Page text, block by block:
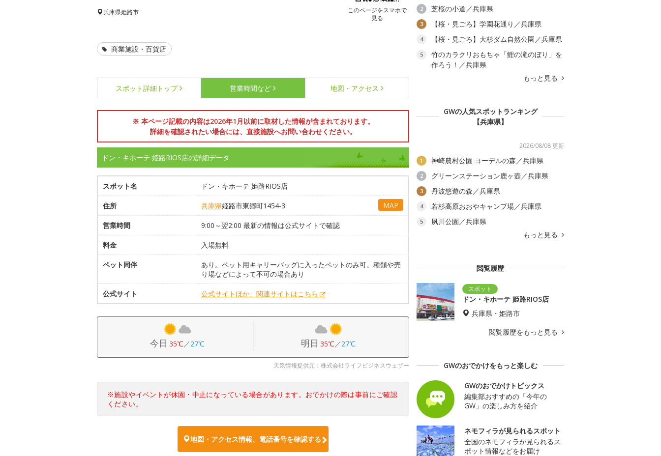
このページをスマホで
見る
兵庫県姫路市
商業施設・百貨店
スポット詳細 トップ 営業時間など 地図・アクセス
※ 本ページ記載の内容は2026年1月以前に取材した情報が含まれております。
詳細を確認されたい場合には、直接施設へお問い合わせください。
ドン・キホーテ 姫路RIOS店の詳細データ
スポット名 ドン・キホーテ 姫路RIOS店
住所 兵庫県姫路市東郷町1454-3 MAP
営業時間 9:00～翌2:00 最新の情報は公式サイトで確認
料金 入場無料
ペット同伴
あり。ペット用キャリーバッグに入ったペットのみ可。種類や売
り場などによって不可の場合あり
公式サイト 公式サイトほか、関連サイトはこちら
今日 35℃／27℃ 明日 35℃／27℃
天気情報提供元：株式会社ライフビジネスウェザー
※施設やイベントが休園・中止になっている場合があります。おでかけの際は事前にご確認
ください。
地図・アクセス情報、電話番号を確認する
2 芝桜の小道／兵庫県
3 【桜・見ごろ】学園花通り／兵庫県
4 【桜・見ごろ】大杉ダム自然公園／兵庫県
5
竹のカラクリおもちゃ「鯉の滝のぼり」を
作ろう！／兵庫県
もっと見る
GWの人気スポットランキング
【兵庫県】
2026/08/08 更新
1 神崎農村公園 ヨーデルの森／兵庫県
2 グリーンステーション鹿ヶ壺／兵庫県
3 丹波悠遊の森／兵庫県
4 若杉高原おおやキャンプ場／兵庫県
5
夙川公園／兵庫県
もっと見る
閲覧履歴
ドン・キホーテ 姫路RIOS店
兵庫県・姫路市
閲覧履歴をもっと見る
GWのおでかけをもっと楽しむ
GWのおでかけトピックス
編集部おすすめの「今年の
GW」の楽しみ方を紹介
ネモフィラが見られるスポット
全国のネモフィラが見られるス
ポット情報などをお届け